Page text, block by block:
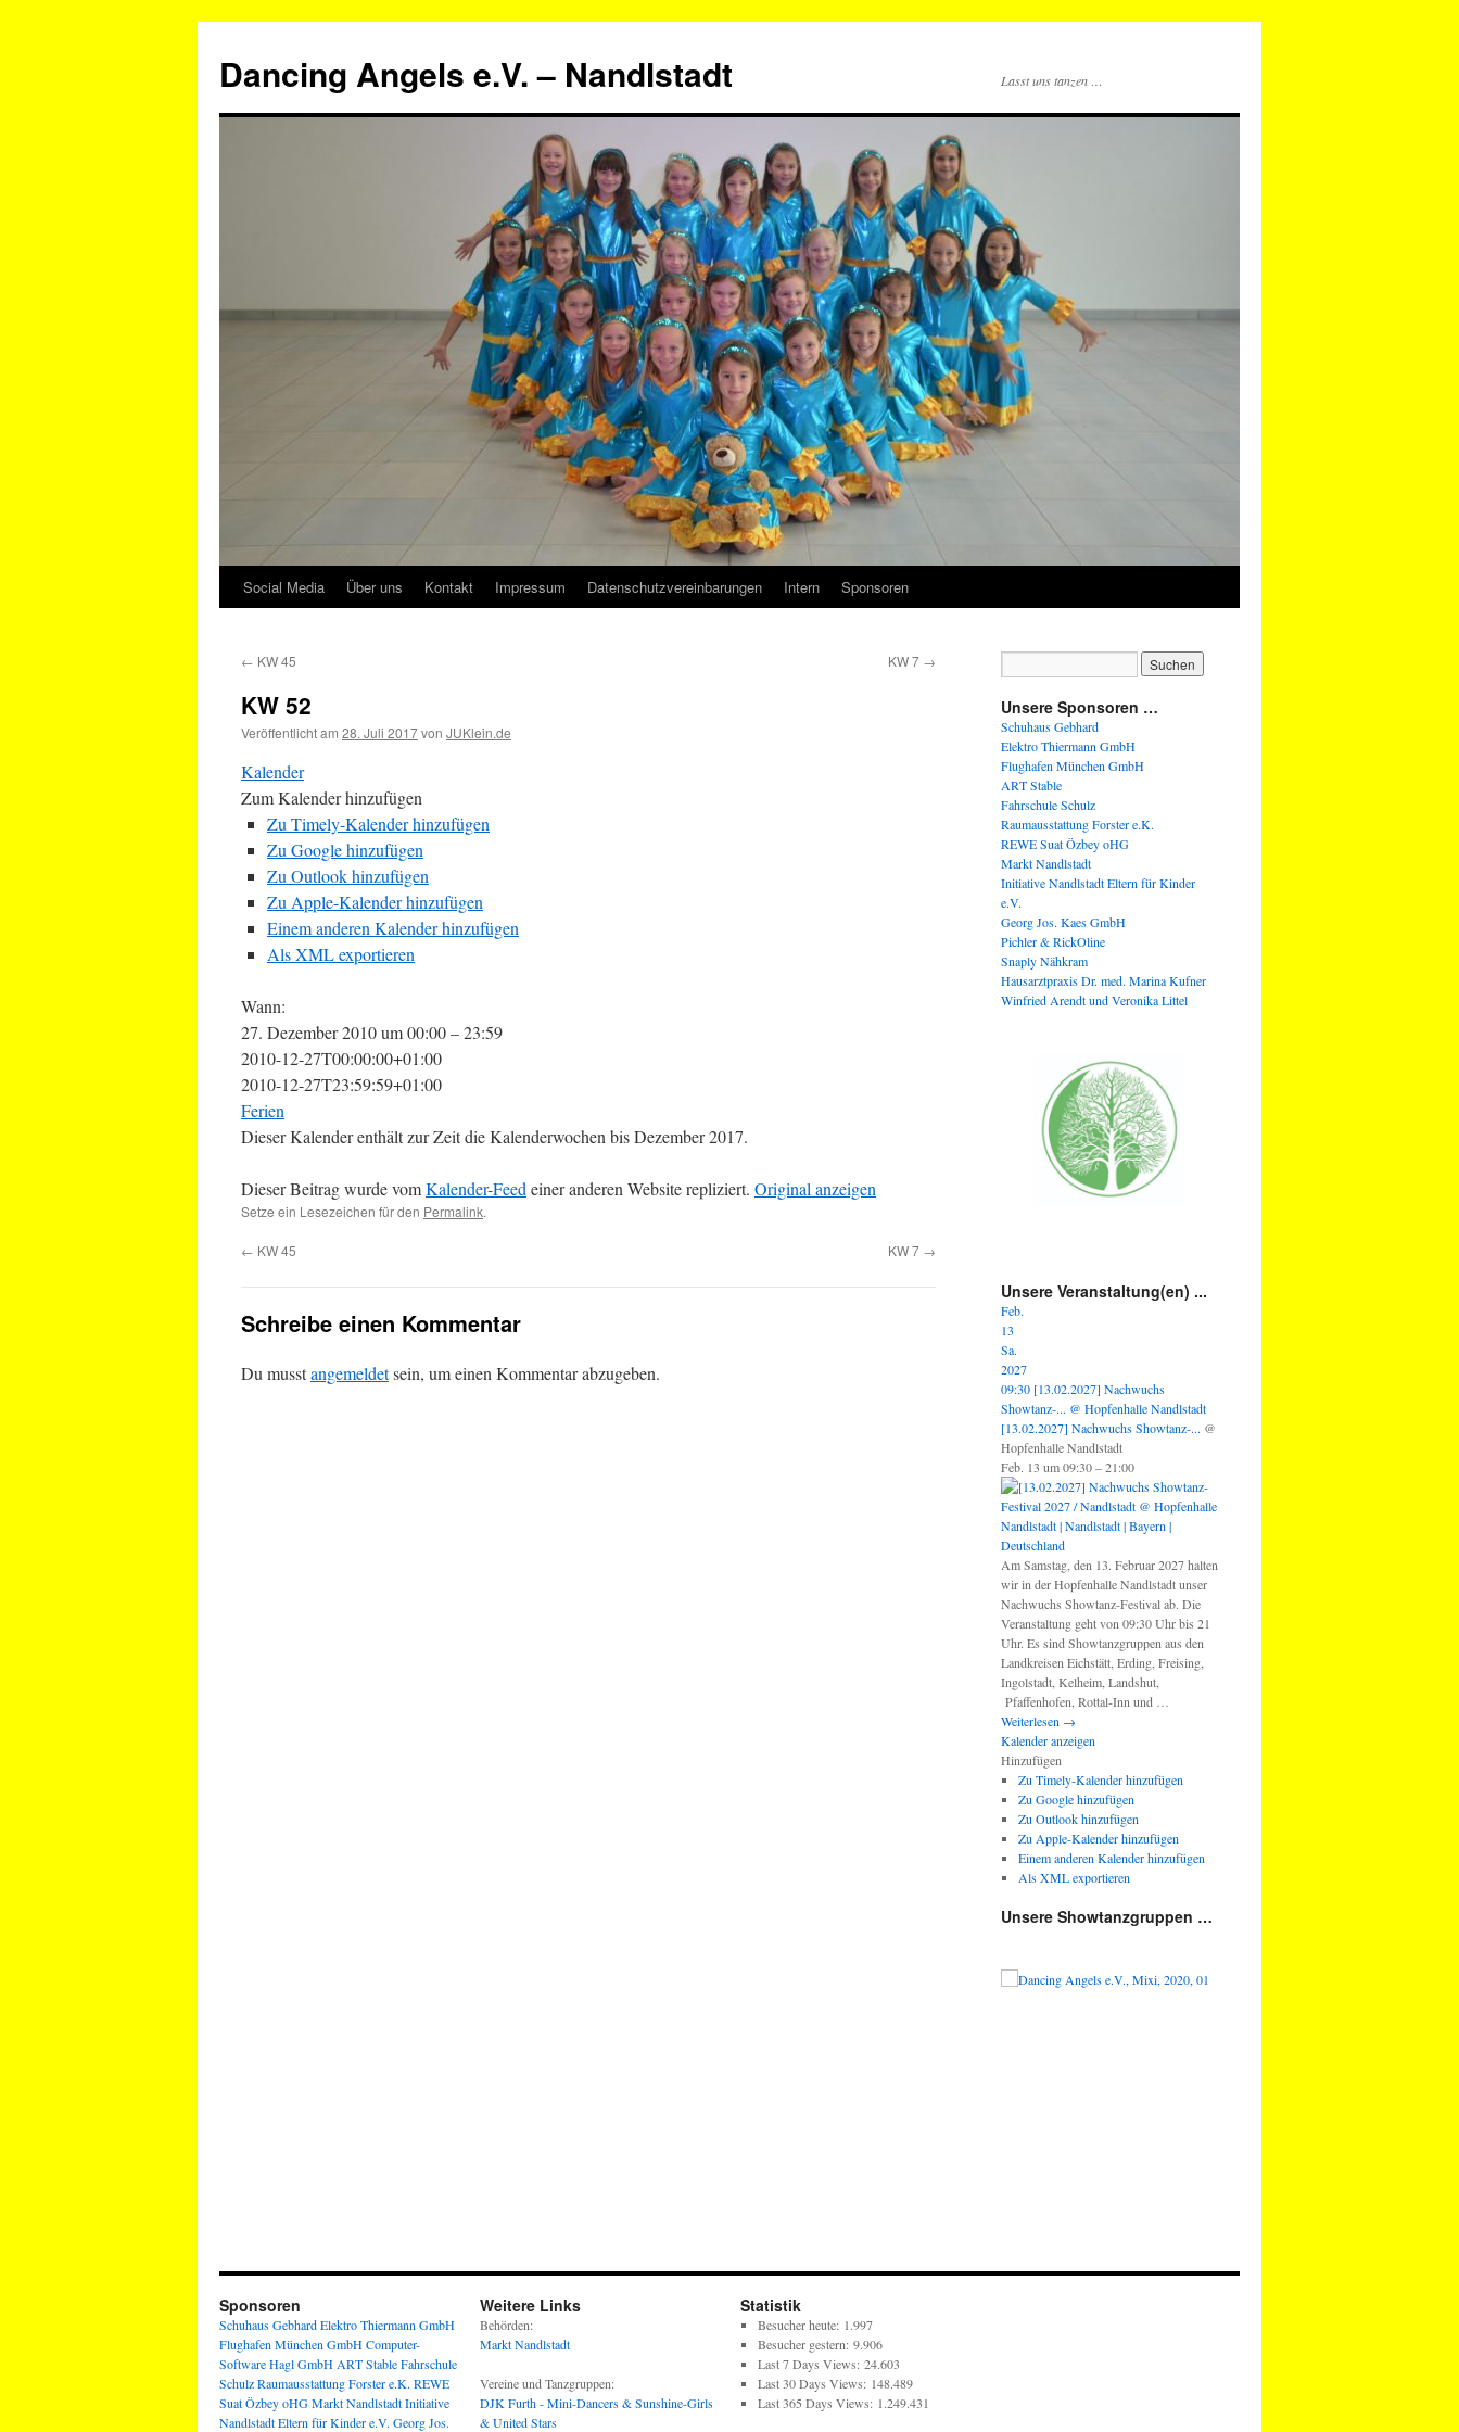
springen
Dancing Angels e.V. – Nandlstadt Lasst uns tanzen …
Social Media Über uns Kontakt Impressum Datenschutzvereinbarungen Intern Sponsoren
← KW 45 KW 7 →
KW 52
Veröffentlicht am 28. Juli 2017von JUKlein.de
Kalender
Zum Kalender hinzufügen
Zu Timely-Kalender hinzufügen
Zu Google hinzufügen
Zu Outlook hinzufügen
Zu Apple-Kalender hinzufügen
Einem anderen Kalender hinzufügen
Als XML exportieren
Wann:
27. Dezember 2010 um 00:00 – 23:59
2010-12-27T00:00:00+01:00
2010-12-27T23:59:59+01:00
Ferien
Dieser Kalender enthält zur Zeit die Kalenderwochen bis Dezember 2017.
Dieser Beitrag wurde vomKalender-Feed einer anderen Website repliziert. Original anzeigen
Setze ein Lesezeichen für den Permalink.
← KW 45 KW 7 →
Schreibe einen Kommentar
Du musstangemeldetsein, um einen Kommentar abzugeben.
Unsere Sponsoren …
Schuhaus Gebhard
Elektro Thiermann GmbH
Flughafen München GmbH
ART Stable
Fahrschule Schulz
Raumausstattung Forster e.K.
REWE Suat Özbey oHG
Markt Nandlstadt
Initiative Nandlstadt Eltern für Kinder
e.V.
Georg Jos. Kaes GmbH
Pichler & RickOline
Snaply Nähkram
Hausarztpraxis Dr. med. Marina Kufner
Winfried Arendt und Veronika Littel
Unsere Veranstaltung(en) ...
Feb.
13
Sa.
2027
09:30 [13.02.2027] Nachwuchs
Showtanz-... @ Hopfenhalle Nandlstadt
[13.02.2027] Nachwuchs Showtanz-... @
Hopfenhalle Nandlstadt
Feb. 13 um 09:30 – 21:00
Am Samstag, den 13. Februar 2027 halten
wir in der Hopfenhalle Nandlstadt unser
Nachwuchs Showtanz-Festival ab. Die
Veranstaltung geht von 09:30 Uhr bis 21
Uhr. Es sind Showtanzgruppen aus den
Landkreisen Eichstätt, Erding, Freising,
Ingolstadt, Kelheim, Landshut,
Pfaffenhofen, Rottal-Inn und …
Weiterlesen →
Kalender anzeigen
Hinzufügen
Zu Timely-Kalender hinzufügen
Zu Google hinzufügen
Zu Outlook hinzufügen
Zu Apple-Kalender hinzufügen
Einem anderen Kalender hinzufügen
Als XML exportieren
Unsere Showtanzgruppen …
Sponsoren
Schuhaus GebhardElektro Thiermann GmbH
Flughafen München GmbHComputer-
Software Hagl GmbH ART StableFahrschule
SchulzRaumausstattung Forster e.K. REWE
Suat Özbey oHGMarkt NandlstadtInitiative
Nandlstadt Eltern für Kinder e.V. Georg Jos.
Weitere Links
Behörden:
Markt Nandlstadt
Vereine und Tanzgruppen:
DJK Furth - Mini-Dancers & Sunshine-Girls
& United Stars
Statistik
Besucher heute: 1.997
Besucher gestern: 9.906
Last 7 Days Views: 24.603
Last 30 Days Views: 148.489
Last 365 Days Views: 1.249.431